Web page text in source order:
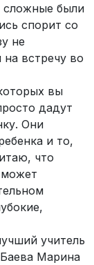
сложные были
спорит со
не
встречу во
вы
дадут
Они
и то,
что
учитель
Марина